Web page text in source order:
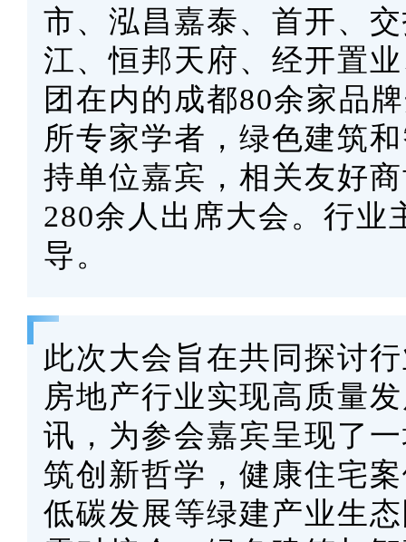
市、泓昌嘉泰、首开、
江、恒邦天府、经开置
团在内的成都80余家品
所专家学者，绿色建筑
持单位嘉宾，相关友好
280余人出席大会。行业
导。
此次大会旨在共同探讨
房地产行业实现高质量
讯，为参会嘉宾呈现了
筑创新哲学，健康住宅
低碳发展等绿建产业生